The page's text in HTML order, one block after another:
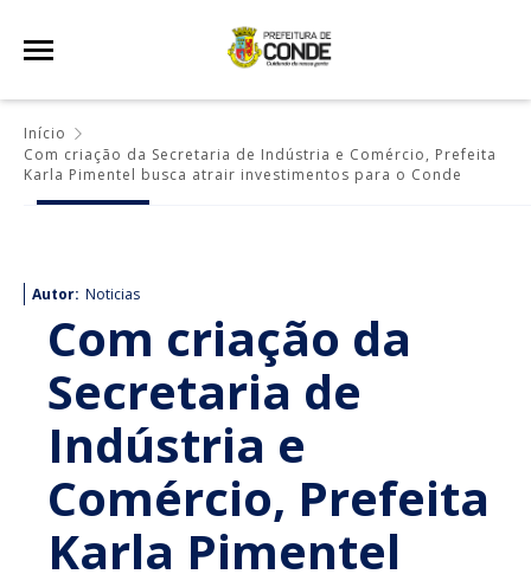
Início
Com criação da Secretaria de Indústria e Comércio, Prefeita
Karla Pimentel busca atrair investimentos para o Conde
Autor: Noticias
Com criação da
Secretaria de
Indústria e
Comércio, Prefeita
Karla Pimentel